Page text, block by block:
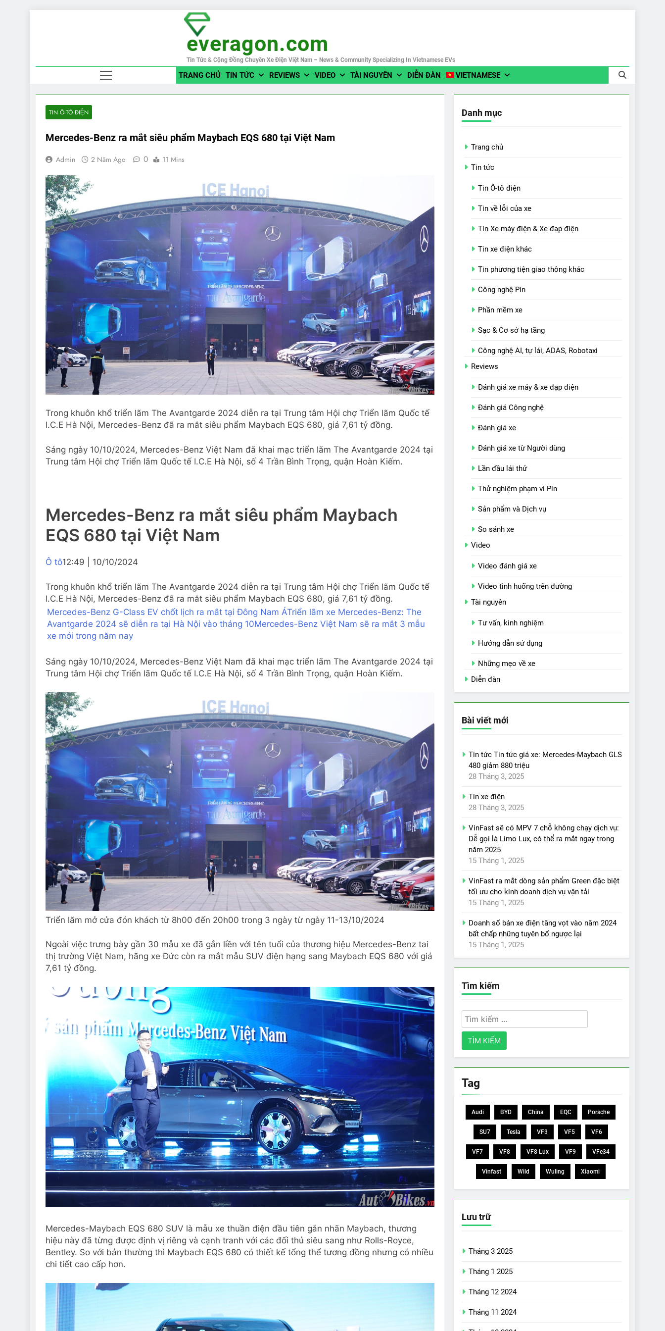
everagon.com
Tin Tức & Cộng Đồng Chuyên Xe Điện Việt Nam – News & Community Specializing In Vietnamese EVs
TRANG CHỦ TIN TỨC REVIEWS VIDEO TÀI NGUYÊN DIỄN ĐÀN VIETNAMESE
TIN Ô-TÔ ĐIỆN
Mercedes-Benz ra mắt siêu phẩm Maybach EQS 680 tại Việt Nam
Admin 2 Năm Ago 0 11 Mins
Trong khuôn khổ triển lãm The Avantgarde 2024 diễn ra tại Trung tâm Hội chợ Triển lãm Quốc tế
I.C.E Hà Nội, Mercedes-Benz đã ra mắt siêu phẩm Maybach EQS 680, giá 7,61 tỷ đồng.
Sáng ngày 10/10/2024, Mercedes-Benz Việt Nam đã khai mạc triển lãm The Avantgarde 2024 tại
Trung tâm Hội chợ Triển lãm Quốc tế I.C.E Hà Nội, số 4 Trần Bình Trọng, quận Hoàn Kiếm.
Mercedes-Benz ra mắt siêu phẩm Maybach
EQS 680 tại Việt Nam
Ô tô12:49 | 10/10/2024
Trong khuôn khổ triển lãm The Avantgarde 2024 diễn ra tại Trung tâm Hội chợ Triển lãm Quốc tế
I.C.E Hà Nội, Mercedes-Benz đã ra mắt siêu phẩm Maybach EQS 680, giá 7,61 tỷ đồng.
Mercedes-Benz G-Class EV chốt lịch ra mắt tại Đông Nam ÁTriển lãm xe Mercedes-Benz: The
Avantgarde 2024 sẽ diễn ra tại Hà Nội vào tháng 10Mercedes-Benz Việt Nam sẽ ra mắt 3 mẫu
xe mới trong năm nay
Sáng ngày 10/10/2024, Mercedes-Benz Việt Nam đã khai mạc triển lãm The Avantgarde 2024 tại
Trung tâm Hội chợ Triển lãm Quốc tế I.C.E Hà Nội, số 4 Trần Bình Trọng, quận Hoàn Kiếm.
Triển lãm mở cửa đón khách từ 8h00 đến 20h00 trong 3 ngày từ ngày 11-13/10/2024
Ngoài việc trưng bày gần 30 mẫu xe đã gắn liền với tên tuổi của thương hiệu Mercedes-Benz tai
thị trường Việt Nam, hãng xe Đức còn ra mắt mẫu SUV điện hạng sang Maybach EQS 680 với giá
7,61 tỷ đồng.
Mercedes-Maybach EQS 680 SUV là mẫu xe thuần điện đầu tiên gắn nhãn Maybach, thương
hiệu này đã từng được định vị riêng và cạnh tranh với các đối thủ siêu sang như Rolls-Royce,
Bentley. So với bản thường thì Maybach EQS 680 có thiết kế tổng thể tương đồng nhưng có nhiều
chi tiết cao cấp hơn.
Danh mục
Trang chủ
Tin tức
Tin Ô-tô điện
Tin về lỗi của xe
Tin Xe máy điện & Xe đạp điện
Tin xe điện khác
Tin phương tiện giao thông khác
Công nghệ Pin
Phần mềm xe
Sạc & Cơ sở hạ tầng
Công nghệ AI, tự lái, ADAS, Robotaxi
Reviews
Đánh giá xe máy & xe đạp điện
Đánh giá Công nghệ
Đánh giá xe
Đánh giá xe từ Người dùng
Lần đầu lái thử
Thử nghiệm phạm vi Pin
Sản phẩm và Dịch vụ
So sánh xe
Video
Video đánh giá xe
Video tình huống trên đường
Tài nguyên
Tư vấn, kinh nghiệm
Hướng dẫn sử dụng
Những mẹo về xe
Diễn đàn
Bài viết mới
Tin tức Tin tức giá xe: Mercedes-Maybach GLS
480 giảm 880 triệu
28 Tháng 3, 2025
Tin xe điện
28 Tháng 3, 2025
VinFast sẽ có MPV 7 chỗ không chạy dịch vụ:
Dễ gọi là Limo Lux, có thể ra mắt ngay trong
năm 2025
15 Tháng 1, 2025
VinFast ra mắt dòng sản phẩm Green đặc biệt
tối ưu cho kinh doanh dịch vụ vận tải
15 Tháng 1, 2025
Doanh số bán xe điện tăng vọt vào năm 2024
bất chấp những tuyên bố ngược lại
15 Tháng 1, 2025
Tìm kiếm
Tìm
kiếm
cho:
Tag
Audi BYD China EQC Porsche
SU7 Tesla VF3 VF5 VF6
VF7 VF8 VF8 Lux VF9 VFe34
Vinfast Wild Wuling Xiaomi
Lưu trữ
Tháng 3 2025
Tháng 1 2025
Tháng 12 2024
Tháng 11 2024